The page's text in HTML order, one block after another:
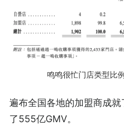
鸣鸣很忙门店类型比
遍布全国各地的加盟商成
了555亿GMV。